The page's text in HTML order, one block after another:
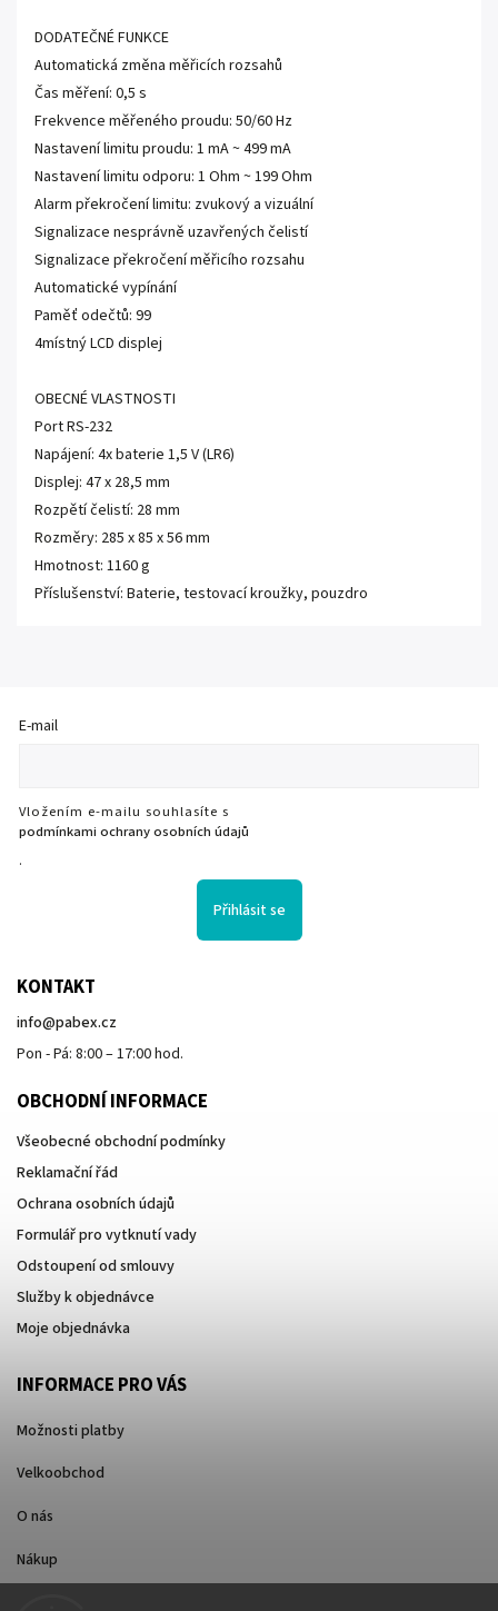
DODATEČNÉ FUNKCE
Automatická změna měřicích rozsahů
Čas měření: 0,5 s
Frekvence měřeného proudu: 50/60 Hz
Nastavení limitu proudu: 1 mA ~ 499 mA
Nastavení limitu odporu: 1 Ohm ~ 199 Ohm
Alarm překročení limitu: zvukový a vizuální
Signalizace nesprávně uzavřených čelistí
Signalizace překročení měřicího rozsahu
Automatické vypínání
Paměť odečtů: 99
4místný LCD displej
OBECNÉ VLASTNOSTI
Port RS-232
Napájení: 4x baterie 1,5 V (LR6)
Displej: 47 x 28,5 mm
Rozpětí čelistí: 28 mm
Rozměry: 285 x 85 x 56 mm
Hmotnost: 1160 g
Příslušenství: Baterie, testovací kroužky, pouzdro
E-mail
Vložením e-mailu souhlasíte s
podmínkami ochrany osobních údajů
.
Přihlásit se
KONTAKT
info@pabex.cz
Pon - Pá: 8:00 – 17:00 hod.
OBCHODNÍ INFORMACE
Všeobecné obchodní podmínky
Reklamační řád
Ochrana osobních údajů
Formulář pro vytknutí vady
Odstoupení od smlouvy
Služby k objednávce
Moje objednávka
INFORMACE PRO VÁS
Možnosti platby
Velkoobchod
O nás
Nákup